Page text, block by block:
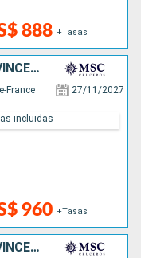
888 +Tasas
SANTA LUCIA, BARBADOS, SAN VINCENT Y LAS GRANADINAS, GRENADA
France 27/11/2027
960 +Tasas
incluidas
SANTA LUCIA, BARBADOS, SAN VINCENT Y LAS GRANADINAS, GRENADA